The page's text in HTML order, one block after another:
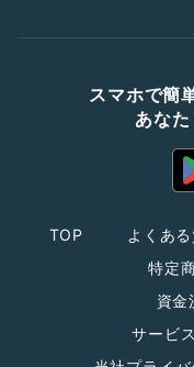
スマホで簡
あな
TOP よくあ
特定
資金
サービ